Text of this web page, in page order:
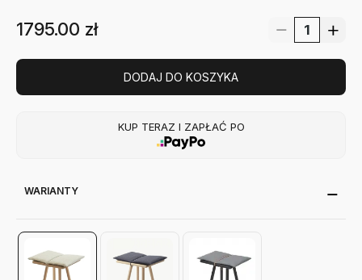
1795.00 zł
DODAJ DO KOSZYKA
KUP TERAZ I ZAPŁAĆ PO
WARIANTY